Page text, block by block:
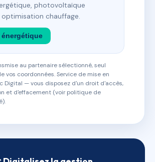
photovoltaïque
chauffage.
énergétique
au partenaire sélectionné, seul
vos coordonnées. Service de mise en
Digital — vous disposez d'un droit d'accès,
et d'effacement (voir politique de